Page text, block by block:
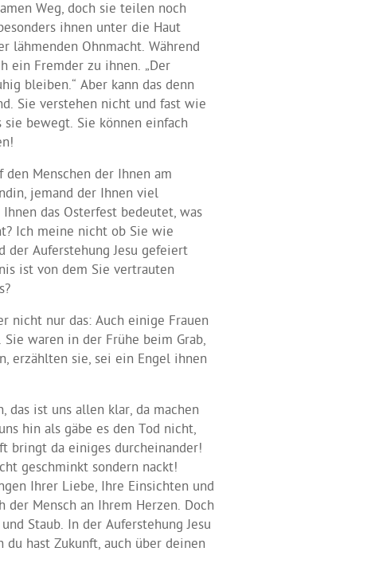
Weg, doch sie teilen noch
ihnen unter die Haut
lähmenden Ohnmacht. Während
ein Fremder zu ihnen. „Der
bleiben.“ Aber kann das denn
Sie verstehen nicht und fast wie
bewegt. Sie können einfach
Menschen der Ihnen am
jemand der Ihnen viel
das Osterfest bedeutet, was
Ich meine nicht ob Sie wie
Auferstehung Jesu gefeiert
ist von dem Sie vertrauten
nicht nur das: Auch einige Frauen
waren in der Frühe beim Grab,
erzählten sie, sei ein Engel ihnen
das ist uns allen klar, da machen
hin als gäbe es den Tod nicht,
bringt da einiges durcheinander!
geschminkt sondern nackt!
Ihrer Liebe, Ihre Einsichten und
der Mensch an Ihrem Herzen. Doch
Staub. In der Auferstehung Jesu
du hast Zukunft, auch über deinen